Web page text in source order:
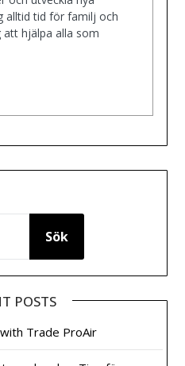
alltid tid för familj och
att hjälpa alla som
Sök
POSTS
Trade ProAir